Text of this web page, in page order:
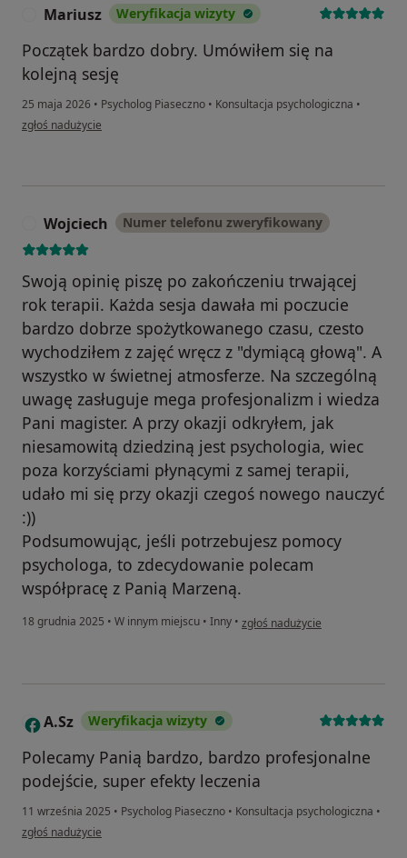
Mariusz Weryfikacja wizyty
Początek bardzo dobry. Umówiłem się na
kolejną sesję
25 maja 2026 • Psycholog Piaseczno • Konsultacja psychologiczna •
w opinii użytkownika Mariusz
zgłoś nadużycie
Wojciech Numer telefonu zweryfikowany
Swoją opinię piszę po zakończeniu trwającej
rok terapii. Każda sesja dawała mi poczucie
bardzo dobrze spożytkowanego czasu, czesto
wychodziłem z zajęć wręcz z "dymiącą głową". A
wszystko w świetnej atmosferze. Na szczególną
uwagę zasługuje mega profesjonalizm i wiedza
Pani magister. A przy okazji odkryłem, jak
niesamowitą dziedziną jest psychologia, wiec
poza korzyściami płynącymi z samej terapii,
udało mi się przy okazji czegoś nowego nauczyć
:))
Podsumowując, jeśli potrzebujesz pomocy
psychologa, to zdecydowanie polecam
współpracę z Panią Marzeną.
18 grudnia 2025 • W innym miejscu • Inny • w opinii użytkownika Wojciech
zgłoś nadużycie
A A.Sz Weryfikacja wizyty
Polecamy Panią bardzo, bardzo profesjonalne
podejście, super efekty leczenia
11 września 2025 • Psycholog Piaseczno • Konsultacja psychologiczna •
w opinii użytkownika A.Sz
zgłoś nadużycie